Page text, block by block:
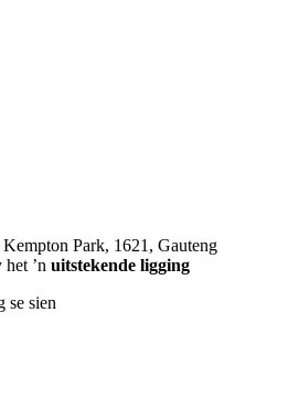
Park, 1621, Gauteng
’n uitstekende ligging